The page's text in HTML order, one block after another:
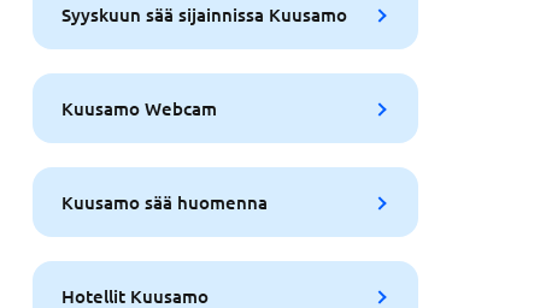
Syyskuun sää sijainnissa Kuusamo
Kuusamo Webcam
Kuusamo sää huomenna
Hotellit Kuusamo